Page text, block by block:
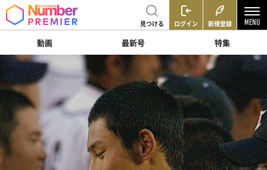
見つける ログイン 新規登録
動画 最新号 特集